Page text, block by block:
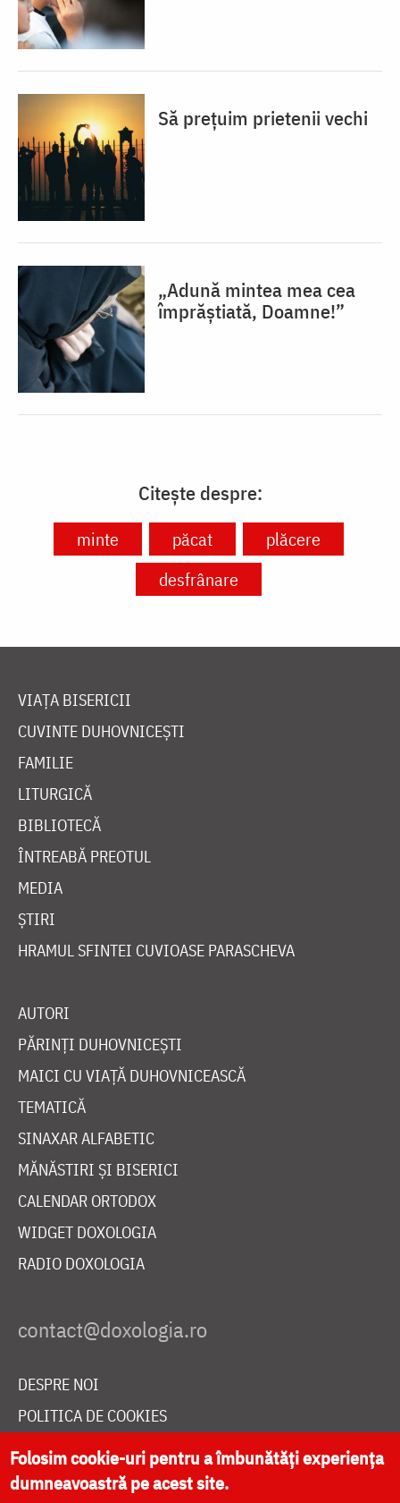
Să prețuim prietenii vechi
„Adună mintea mea cea
împrăștiată, Doamne!”
Citește despre:
minte păcat
plăcere
desfrânare
VIAȚA BISERICII
CUVINTE DUHOVNICEȘTI
FAMILIE
LITURGICĂ
BIBLIOTECĂ
ÎNTREABĂ PREOTUL
MEDIA
ȘTIRI
HRAMUL SFINTEI CUVIOASE PARASCHEVA
AUTORI
PĂRINȚI DUHOVNICEȘTI
MAICI CU VIAȚĂ DUHOVNICEASCĂ
TEMATICĂ
SINAXAR ALFABETIC
MĂNĂSTIRI ȘI BISERICI
CALENDAR ORTODOX
WIDGET DOXOLOGIA
RADIO DOXOLOGIA
DESPRE NOI
POLITICA DE COOKIES
DONEAZĂ ONLINE PENTRU CATEDRALA NAȚIONALĂ
Folosim cookie-uri pentru a îmbunătăți experiența
dumneavoastră pe acest site.